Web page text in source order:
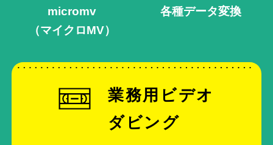
micromv
（マイクロMV）
各種データ変換
業務用ビデオ
ダビング